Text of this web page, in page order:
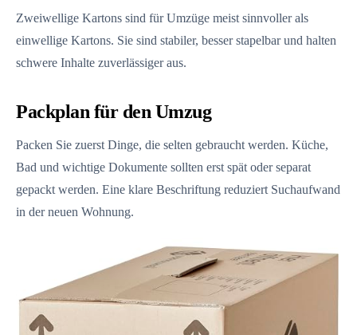
Zweiwellige Kartons sind für Umzüge meist sinnvoller als
einwellige Kartons. Sie sind stabiler, besser stapelbar und halten
schwere Inhalte zuverlässiger aus.
Packplan für den Umzug
Packen Sie zuerst Dinge, die selten gebraucht werden. Küche,
Bad und wichtige Dokumente sollten erst spät oder separat
gepackt werden. Eine klare Beschriftung reduziert Suchaufwand
in der neuen Wohnung.